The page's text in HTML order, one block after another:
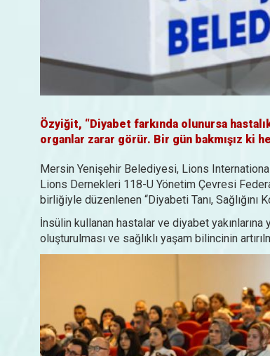
Özyiğit, “Diyabet farkında olunursa
organlar zarar görür. Bir gün bakmışız ki
Mersin Yenişehir Belediyesi, Lions
Lions Dernekleri 118-U Yönetim Çevresi
birliğiyle düzenlenen “Diyabeti Tanı,
İnsülin kullanan hastalar ve diyabet
oluşturulması ve sağlıklı yaşam bilincinin